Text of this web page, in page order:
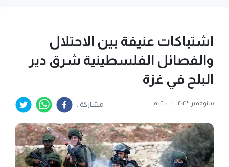
اشتباكات عنيفة بين الاحتلال
والفصائل الفلسطينية شرق دير
البلح في غزة
١٥ نوفمبر ٢٠٢٣ | ١٢:١٠ م مشاركة :